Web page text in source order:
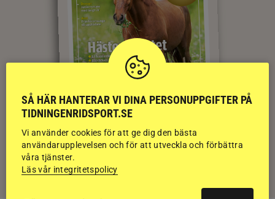
E-TIDNING
PRENUMERERA
SÅ HÄR HANTERAR VI DINA PERSONUPPGIFTER PÅ
TIDNINGENRIDSPORT.SE
Vi använder cookies för att ge dig den bästa
användarupplevelsen och för att utveckla och förbättra
våra tjänster.
Läs vår integritetspolicy